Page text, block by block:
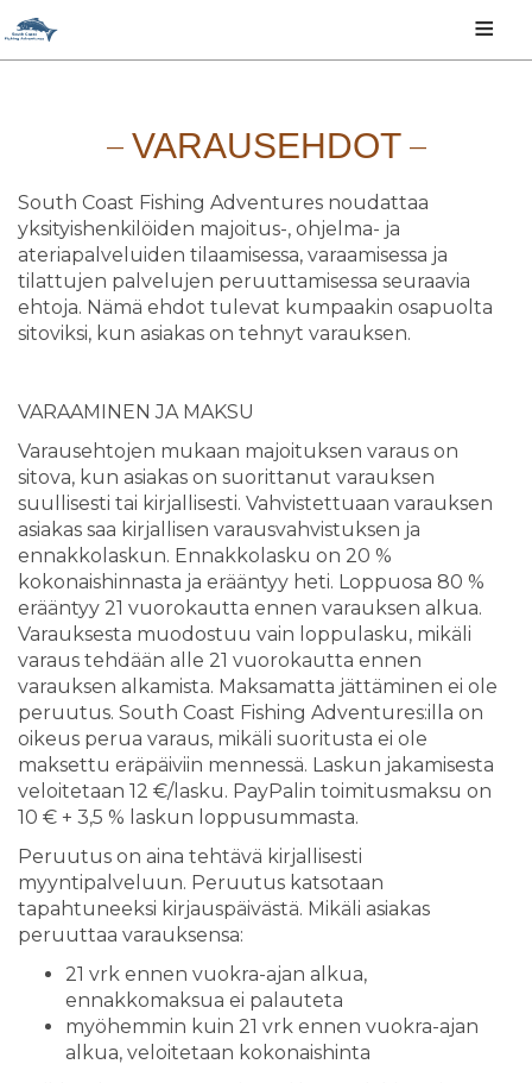
≡
VARAUSEHDOT
South Coast Fishing Adventures noudattaa
yksityishenkilöiden majoitus-, ohjelma- ja
ateriapalveluiden tilaamisessa, varaamisessa ja
tilattujen palvelujen peruuttamisessa seuraavia
ehtoja. Nämä ehdot tulevat kumpaakin osapuolta
sitoviksi, kun asiakas on tehnyt varauksen.
VARAAMINEN JA MAKSU
Varausehtojen mukaan majoituksen varaus on
sitova, kun asiakas on suorittanut varauksen
suullisesti tai kirjallisesti. Vahvistettuaan varauksen
asiakas saa kirjallisen varausvahvistuksen ja
ennakkolaskun. Ennakkolasku on 20 %
kokonaishinnasta ja erääntyy heti. Loppuosa 80 %
erääntyy 21 vuorokautta ennen varauksen alkua.
Varauksesta muodostuu vain loppulasku, mikäli
varaus tehdään alle 21 vuorokautta ennen
varauksen alkamista. Maksamatta jättäminen ei ole
peruutus. South Coast Fishing Adventures:illa on
oikeus perua varaus, mikäli suoritusta ei ole
maksettu eräpäiviin mennessä. Laskun jakamisesta
veloitetaan 12 €/lasku. PayPalin toimitusmaksu on
10 € + 3,5 % laskun loppusummasta.
Peruutus on aina tehtävä kirjallisesti
myyntipalveluun. Peruutus katsotaan
tapahtuneeksi kirjauspäivästä. Mikäli asiakas
peruuttaa varauksensa:
21 vrk ennen vuokra-ajan alkua,
ennakkomaksua ei palauteta
myöhemmin kuin 21 vrk ennen vuokra-ajan
alkua, veloitetaan kokonaishinta